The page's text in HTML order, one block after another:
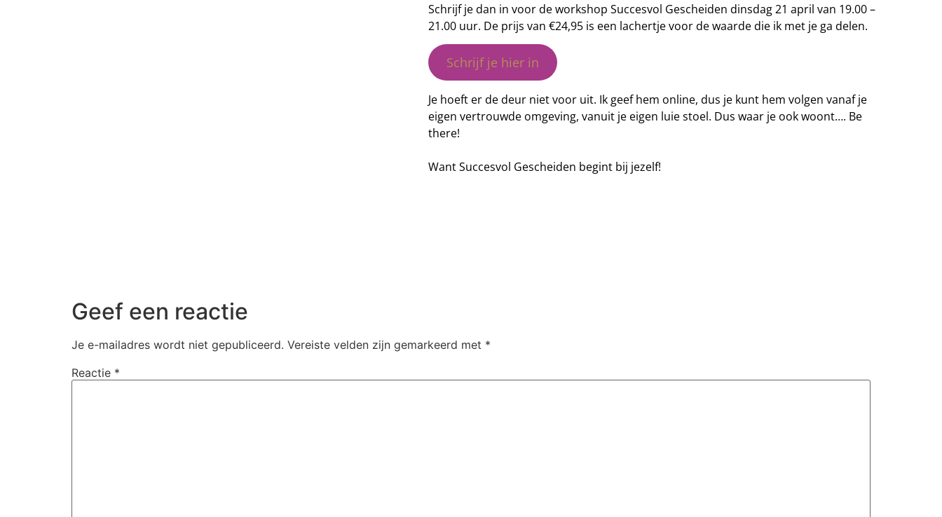
Schrijf je dan in voor de workshop Succesvol Gescheiden dinsdag 21 april van 19.00 –
21.00 uur. De prijs van €24,95 is een lachertje voor de waarde die ik met je ga delen.
Schrijf je hier in
Je hoeft er de deur niet voor uit. Ik geef hem online, dus je kunt hem volgen vanaf je
eigen vertrouwde omgeving, vanuit je eigen luie stoel. Dus waar je ook woont…. Be
there!
Want Succesvol Gescheiden begint bij jezelf!
Geef een reactie
Je e-mailadres wordt niet gepubliceerd. Vereiste velden zijn gemarkeerd met *
Reactie *